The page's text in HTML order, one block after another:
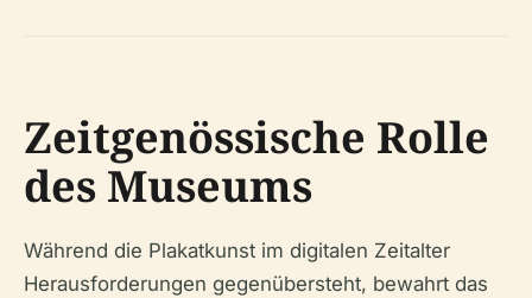
Zeitgenössische Rolle
des Museums
Während die Plakatkunst im digitalen Zeitalter
Herausforderungen gegenübersteht, bewahrt das